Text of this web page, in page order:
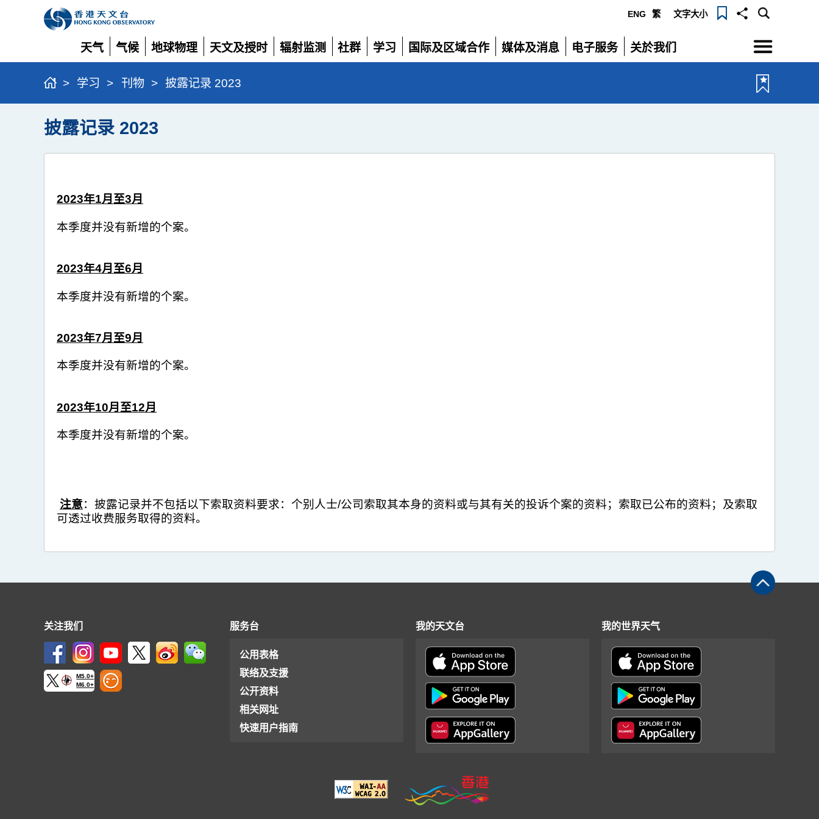
ENG 繁 文字大小
天气
展
开
气候
展
开
地球物理
展
开
天文及授时
展
开
辐射监测
展
社群
展
学习
展
国际及区域合作
展
媒体及消息
展
电子服务
展
关於我们
展
选
单
> 学习 > 刊物 > 披露记录 2023
披露记录 2023
2023年1月至3月
本季度并没有新增的个案。
2023年4月至6月
本季度并没有新增的个案。
2023年7月至9月
本季度并没有新增的个案。
2023年10月至12月
本季度并没有新增的个案。
注意：披露记录并不包括以下索取资料要求：个别人士/公司索取其本身的资料或与其有关的投诉个案的资料；索取已公布的资料；及索取
可透过收费服务取得的资料。
关注我们
M5.0+
M6.0+
服务台
公用表格
联络及支援
公开资料
相关网址
快速用户指南
我的天文台 我的世界天气